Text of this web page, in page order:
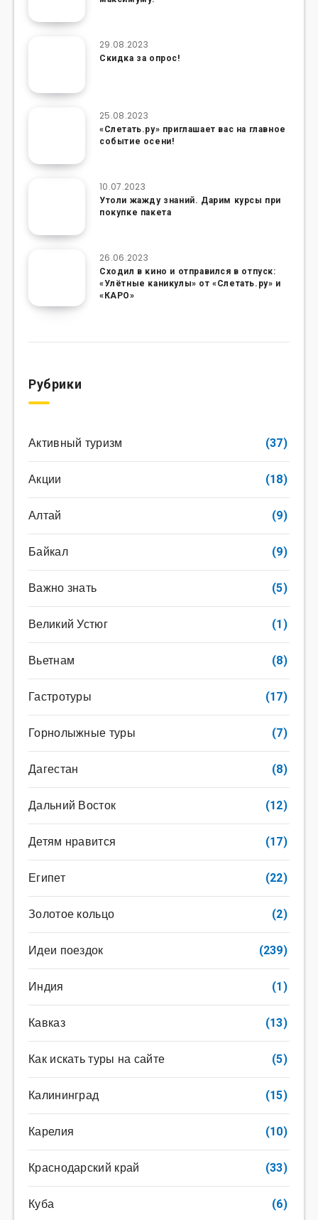
29.08.2023
Скидка за опрос!
25.08.2023
«Слетать.ру» приглашает вас на главное
событие осени!
10.07.2023
Утоли жажду знаний. Дарим курсы при
покупке пакета
26.06.2023
Сходил в кино и отправился в отпуск:
«Улётные каникулы» от «Слетать.ру» и
«КАРО»
Рубрики
Активный туризм (37)
Акции (18)
Алтай (9)
Байкал (9)
Важно знать (5)
Великий Устюг (1)
Вьетнам (8)
Гастротуры (17)
Горнолыжные туры (7)
Дагестан (8)
Дальний Восток (12)
Детям нравится (17)
Египет (22)
Золотое кольцо (2)
Идеи поездок (239)
Индия (1)
Кавказ (13)
Как искать туры на сайте (5)
Калининград (15)
Карелия (10)
Краснодарский край (33)
Куба (6)